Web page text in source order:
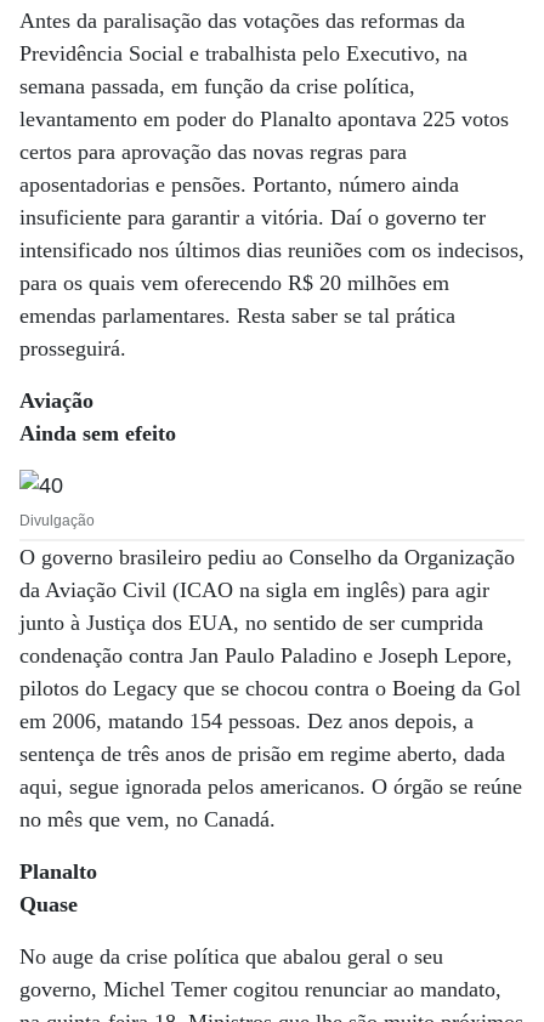
Antes da paralisação das votações das reformas da
Previdência Social e trabalhista pelo Executivo, na
semana passada, em função da crise política,
levantamento em poder do Planalto apontava 225 votos
certos para aprovação das novas regras para
aposentadorias e pensões. Portanto, número ainda
insuficiente para garantir a vitória. Daí o governo ter
intensificado nos últimos dias reuniões com os indecisos,
para os quais vem oferecendo R$ 20 milhões em
emendas parlamentares. Resta saber se tal prática
prosseguirá.
Aviação
Ainda sem efeito
Divulgação
O governo brasileiro pediu ao Conselho da Organização
da Aviação Civil (ICAO na sigla em inglês) para agir
junto à Justiça dos EUA, no sentido de ser cumprida
condenação contra Jan Paulo Paladino e Joseph Lepore,
pilotos do Legacy que se chocou contra o Boeing da Gol
em 2006, matando 154 pessoas. Dez anos depois, a
sentença de três anos de prisão em regime aberto, dada
aqui, segue ignorada pelos americanos. O órgão se reúne
no mês que vem, no Canadá.
Planalto
Quase
No auge da crise política que abalou geral o seu
governo, Michel Temer cogitou renunciar ao mandato,